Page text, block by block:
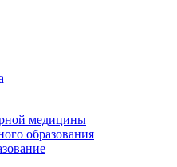
медицины
образования